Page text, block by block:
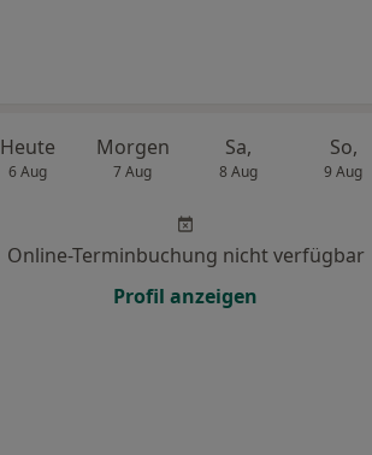
Heute
6 Aug
Morgen
7 Aug
Sa,
8 Aug
So,
9 Aug
Online-Terminbuchung nicht verfügbar
Profil anzeigen